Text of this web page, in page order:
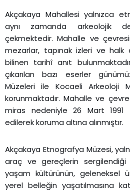
Akçakaya Mahallesi yalnızca
aynı zamanda arkeolojik
çekmektedir. Mahalle ve
mezarlar, tapınak izleri ve halk
bilinen tarihî anıt
çıkarılan bazı eserler
Müzeleri ile Kocaeli Arkeoloji
korunmaktadır. Mahalle ve
miras nedeniyle 26 Mart
edilerek koruma altına alınmıştır.
Akçakaya Etnografya Müzesi,
araç ve gereçlerin sergilendiği
yaşam kültürünün, geleneksel
yerel belleğin yaşatılmasına